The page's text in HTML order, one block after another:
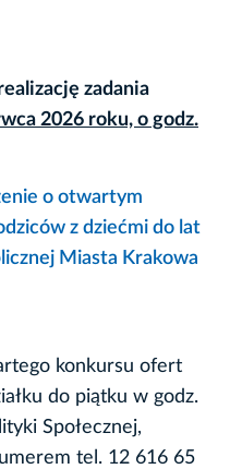
zadania
2026 roku, o godz.
o otwartym
z dziećmi do lat
Miasta Krakowa
konkursu ofert
do piątku w godz.
Społecznej,
tel. 12 616 65